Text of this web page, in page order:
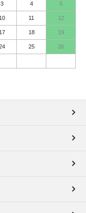
3 4 5
10 11 12
17 18 19
25 26